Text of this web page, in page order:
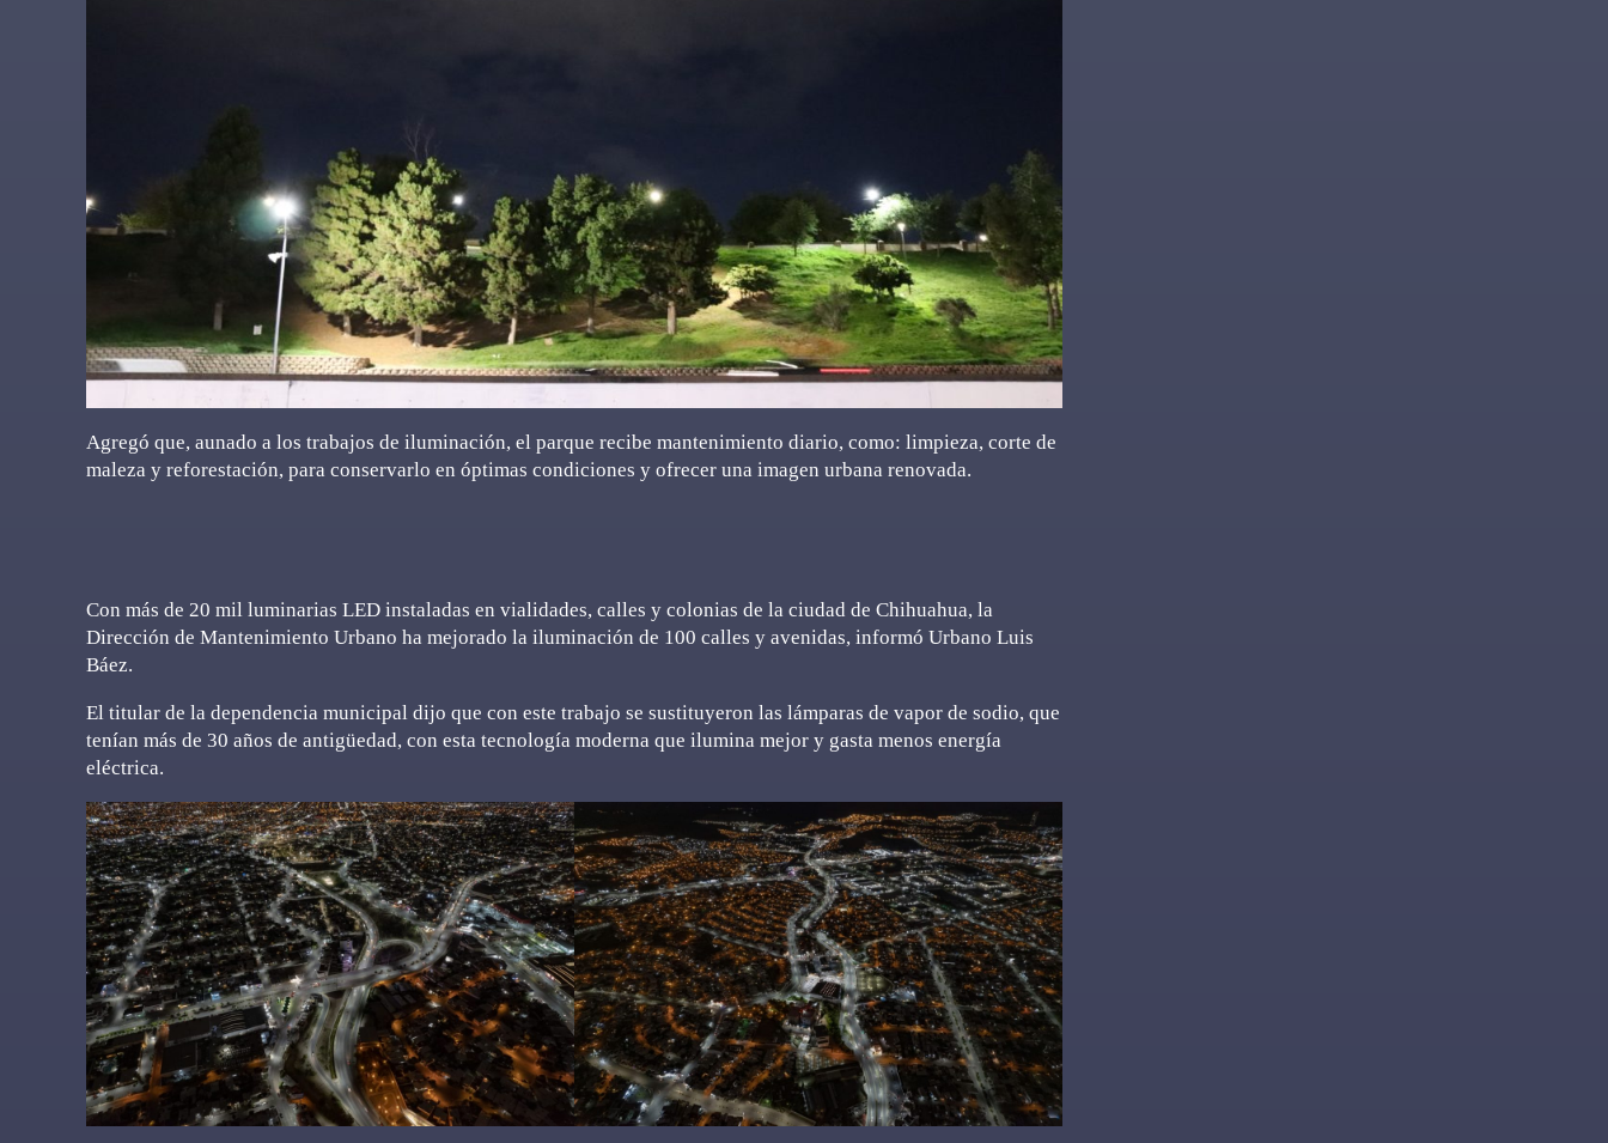
Agregó que, aunado a los trabajos de iluminación, el parque recibe mantenimiento diario, como: limpieza, corte de
maleza y reforestación, para conservarlo en óptimas condiciones y ofrecer una imagen urbana renovada.
Con más de 20 mil luminarias LED instaladas en vialidades, calles y colonias de la ciudad de Chihuahua, la
Dirección de Mantenimiento Urbano ha mejorado la iluminación de 100 calles y avenidas, informó Urbano Luis
Báez.
El titular de la dependencia municipal dijo que con este trabajo se sustituyeron las lámparas de vapor de sodio, que
tenían más de 30 años de antigüedad, con esta tecnología moderna que ilumina mejor y gasta menos energía
eléctrica.